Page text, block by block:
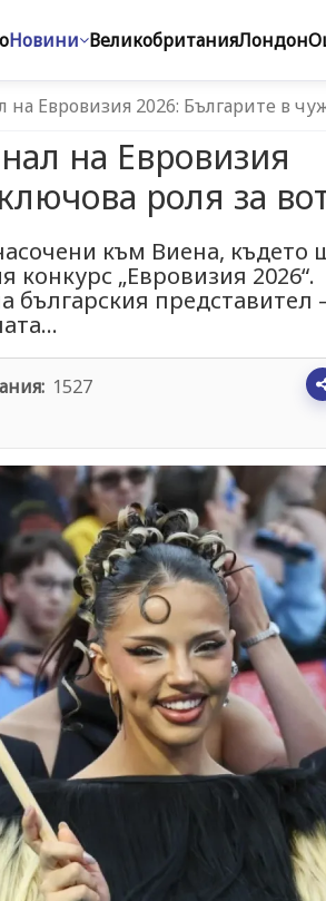
Новини ВеликобританияЛондон
на Евровизия 2026: Българите в
на Евровизия
роля за
към Виена, където
„Евровизия 2026“.
българския представител
1527